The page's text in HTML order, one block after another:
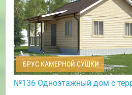
БРУС КАМЕРНОЙ СУШКИ
№136 Одноэтажный дом с